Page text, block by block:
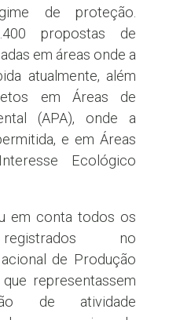
de proteção.
propostas de
em áreas onde a
atualmente, além
em Áreas de
(APA), onde a
e em Áreas
Ecológico
em conta todos os
no
de Produção
representassem
de atividade